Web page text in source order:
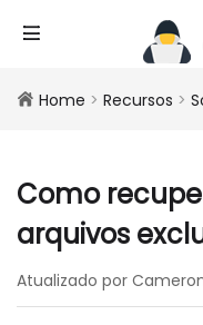
Home > Recursos >
Como
arquivos
Atualizado por